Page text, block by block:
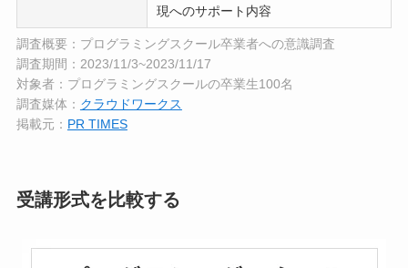
現へのサポート内容
調査概要：プログラミングスクール卒業者への意識調査
調査期間：2023/11/3~2023/11/17
対象者：プログラミングスクールの卒業生100名
調査媒体： クラウドワークス
掲載元： PR TIMES
受講形式を比較する